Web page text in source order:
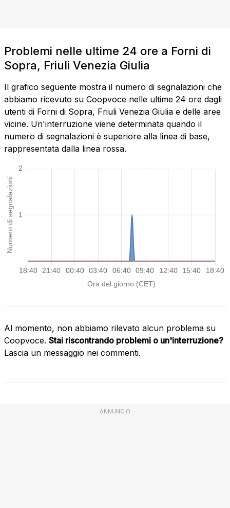
Problemi nelle ultime 24 ore a Forni di
Sopra, Friuli Venezia Giulia
Il grafico seguente mostra il numero di segnalazioni che
abbiamo ricevuto su Coopvoce nelle ultime 24 ore dagli
utenti di Forni di Sopra, Friuli Venezia Giulia e delle aree
vicine. Un'interruzione viene determinata quando il
numero di segnalazioni è superiore alla linea di base,
rappresentata dalla linea rossa.
Al momento, non abbiamo rilevato alcun problema su
Coopvoce. Stai riscontrando problemi o un'interruzione?
Lascia un messaggio nei commenti.
ANNUNCIO